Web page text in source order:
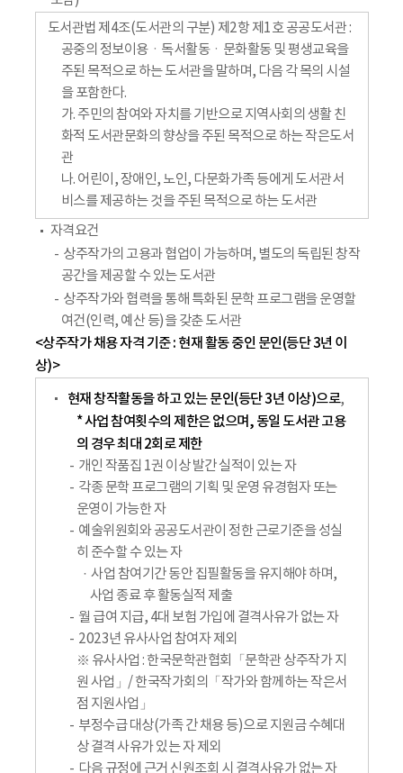
도서관법 제4조(도서관의 구분) 제2항 제1호 공공도서관 :
공중의 정보이용ㆍ독서활동ㆍ문화활동 및 평생교육을
주된 목적으로 하는 도서관을 말하며, 다음 각 목의 시설
을 포함한다.
가. 주민의 참여와 자치를 기반으로 지역사회의 생활 친
화적 도서관문화의 향상을 주된 목적으로 하는 작은도서
관
나. 어린이, 장애인, 노인, 다문화가족 등에게 도서관서
비스를 제공하는 것을 주된 목적으로 하는 도서관
자격요건
상주작가의 고용과 협업이 가능하며, 별도의 독립된 창작
공간을 제공할 수 있는 도서관
상주작가와 협력을 통해 특화된 문학 프로그램을 운영할
여건(인력, 예산 등)을 갖춘 도서관
<상주작가 채용 자격 기준 : 현재 활동 중인 문인(등단 3년 이
상)>
현재 창작활동을 하고 있는 문인(등단 3년 이상)으로,
* 사업 참여횟수의 제한은 없으며, 동일 도서관 고용
의 경우 최대 2회로 제한
개인 작품집 1권 이상 발간 실적이 있는 자
각종 문학 프로그램의 기획 및 운영 유경험자 또는
운영이 가능한 자
예술위원회와 공공도서관이 정한 근로기준을 성실
히 준수할 수 있는 자
사업 참여기간 동안 집필활동을 유지해야 하며,
사업 종료 후 활동실적 제출
월 급여 지급, 4대 보험 가입에 결격사유가 없는 자
2023년 유사사업 참여자 제외
※ 유사사업 : 한국문학관협회「문학관 상주작가 지
원 사업」/ 한국작가회의「작가와 함께하는 작은서
점 지원사업」
부정수급 대상(가족 간 채용 등)으로 지원금 수혜대
상 결격 사유가 있는 자 제외
다음 규정에 근거 신원조회 시 결격사유가 없는 자